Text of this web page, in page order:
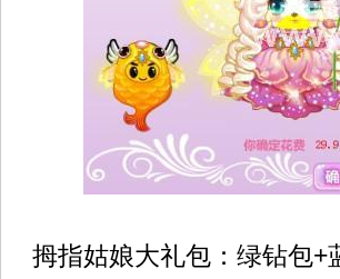
拇指姑娘大礼包：绿钻包+